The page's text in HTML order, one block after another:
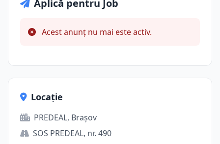
Aplică pentru Job
Acest anunț nu mai este activ.
Locație
PREDEAL, Brașov
SOS PREDEAL, nr. 490